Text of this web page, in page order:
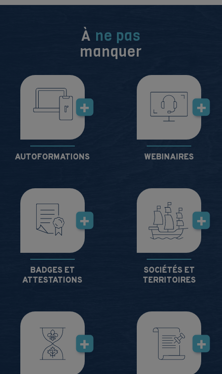
À ne pas
manquer
AUTOFORMATIONS WEBINAIRES
BADGES ET
ATTESTATIONS
SOCIÉTÉS ET
TERRITOIRES